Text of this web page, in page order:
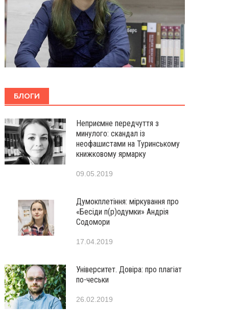
БЛОГИ
Неприємне передчуття з
минулого: скандал із
неофашистами на Туринському
книжковому ярмарку
09.05.2019
Думокплетіння: міркування про
«Бесіди п(р)одумки» Андрія
Содомори
17.04.2019
Університет. Довіра: про плагіат
по-чеськи
26.02.2019